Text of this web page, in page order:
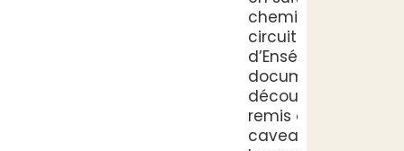
chemin de PR «
circuit : autour
d’Ensérune » -
document de
découverte
remis au
caveau aux